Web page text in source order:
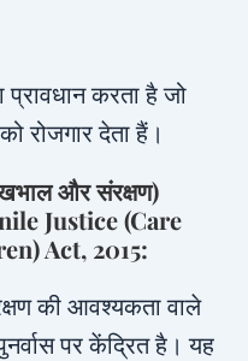
करता है जो
रोजगार देता हैं।
और संरक्षण)
Justice (Care
Act, 2015:
की आवश्यकता वाले
पर केंद्रित है। यह